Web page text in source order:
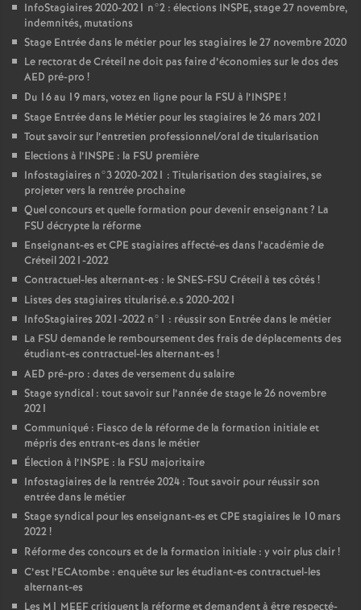
InfoStagiaires 2020-2021 n°2 : élections INSPE, stage 27 novembre,
indemnités, mutations
Stage Entrée dans le métier pour les stagiaires le 27 novembre 2020
Le rectorat de Créteil ne doit pas faire d’économies sur le dos des
AED pré-pro !
Du 16 au 19 mars, votez en ligne pour la FSU à l’INSPE !
Stage Entrée dans le Métier pour les stagiaires le 26 mars 2021
Tout savoir sur l’entretien professionnel/oral de titularisation
Elections à l’INSPE : la FSU première
Infostagiaires n°3 2020-2021 : Titularisation des stagiaires, se
projeter vers la rentrée prochaine
Quel concours et quelle formation pour devenir enseignant? La
FSU décrypte la réforme
Enseignant-es etCPE stagiaires affecté-es dans l’académie de
Créteil 2021-2022
Contractuel-les alternant-es : leSNES-FSU Créteil à tes côtés !
Listes des stagiaires titularisé.e.s 2020-2021
InfoStagiaires 2021-2022 n°1 : réussir son Entrée dans le métier
La FSU demande le remboursement des frais de déplacements des
étudiant-es contractuel-les alternant-es !
AED pré-pro : dates de versement du salaire
Stage syndical : tout savoir sur l’année de stage le 26 novembre
2021
Communiqué : Fiasco de la réforme de la formation initiale et
mépris des entrant-es dans le métier
Élection à l’INSPE : la FSU majoritaire
Infostagiaires de la rentrée 2024 : Tout savoir pour réussir son
entrée dans le métier
Stage syndical pour les enseignant-es etCPE stagiaires le 10 mars
2022!
Réforme des concours et de la formation initiale : y voir plus clair!
C’est l’ECAtombe : enquête sur les étudiant-es contractuel-les
alternant-es